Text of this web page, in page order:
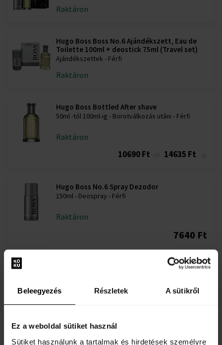
Beleegyezés Részletek A sütikről
Ez a weboldal sütiket használ
Sütiket használunk a tartalmak és hirdetések személyre
Raktáron
Hugo Boss Boss No.6 Ajándékszett, Eau de
Toilette 100ml + deostick 75ml (Travel set)
Ajándékszettek - Férfi
Raktáron
Hugo Boss Bottled After shave
50ml -tól 100ml-ig - Borotválkozás utáni - Férfi
Raktáron
10690 Ft 14635 Ft
Hugo Boss No.6 Spray Dezodor
150ml - Deospray - Férfi
Raktáron
7640 Ft